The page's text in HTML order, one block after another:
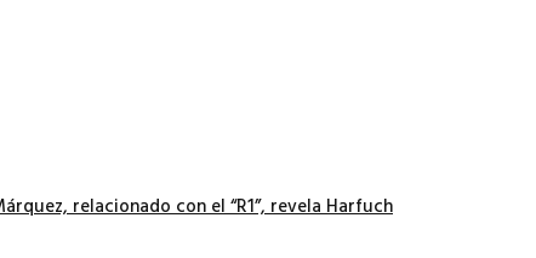
relacionado con el “R1”, revela Harfuch